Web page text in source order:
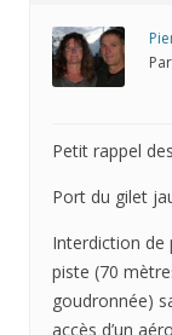
Petit rappel
Port du gilet
Interdiction de
piste (70
goudronnée)
accès d’un